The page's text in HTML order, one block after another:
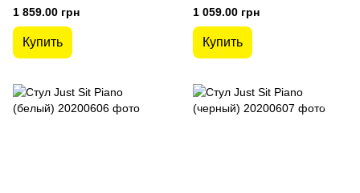
1 859.00 грн
Купить
1 059.00 грн
Купить